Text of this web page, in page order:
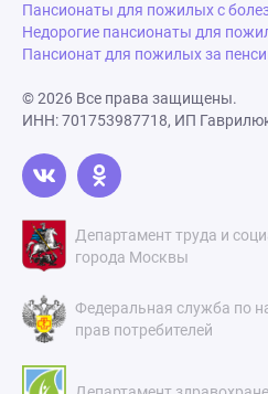
Пансионаты для пожилых с
Недорогие пансионаты для
Пансионат для пожилых за
© 2026 Все права защищены.
ИНН: 701753987718, ИП
Департамент труда и
города Москвы
Федеральная служба по
прав потребителей